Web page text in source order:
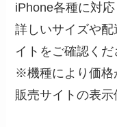
iPhone各種に対応
詳しいサイズや
イトをご確認くだ
※機種により価格
販売サイトの表示